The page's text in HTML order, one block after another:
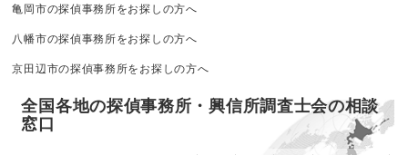
亀岡市の探偵事務所をお探しの方へ
八幡市の探偵事務所をお探しの方へ
京田辺市の探偵事務所をお探しの方へ
全国各地の探偵事務所・興信所調査士会の相談
窓口